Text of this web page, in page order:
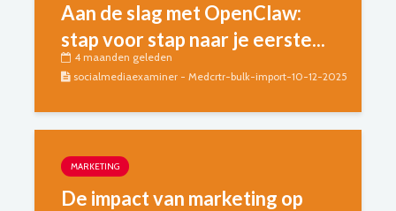
Aan de slag met OpenClaw:
stap voor stap naar je eerste...
4 maanden geleden
socialmediaexaminer - Medcrtr-bulk-import-10-12-2025
MARKETING
De impact van marketing op